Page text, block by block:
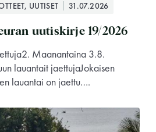
UUTISET 31.07.2026
uutiskirje 19/2026
Maanantaina 3.8.
lauantait jaettujaJokaisen
lauantai on jaettu….